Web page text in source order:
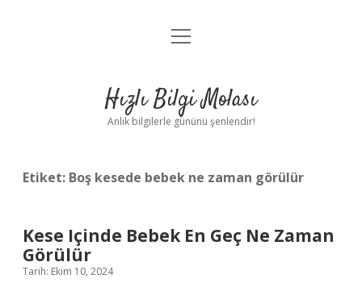
Anasayfa
Yasal Uyarı
menüyü
Hızlı Bilgi Molası
Anlık bilgilerle gününü şenlendir!
Etiket: Boş kesede bebek ne zaman görülür
Kese Içinde Bebek En Geç Ne Zaman
Görülür
Tarih: Ekim 10, 2024